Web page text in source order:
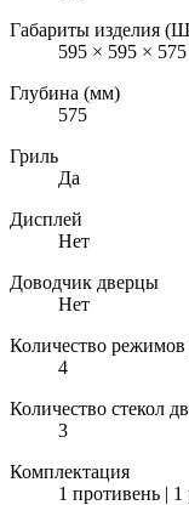
Габариты изделия
595 × 595 × 575
Глубина (мм)
575
Гриль
Да
Дисплей
Нет
Доводчик дверцы
Нет
Количество
4
Количество стекол
3
Комплектация
1 противень | 1